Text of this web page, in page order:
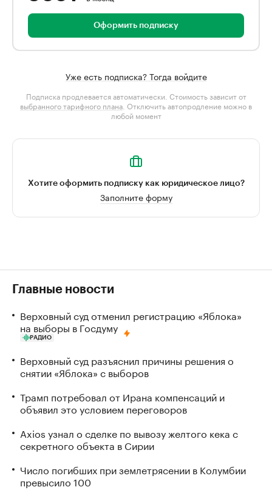
Оформить подписку
Уже есть подписка? Тогда войдите
Подписка продлевается автоматически. Стоимость зависит от
выбранного тарифного плана . Отключить автопродление можно в
любой момент
Хотите оформить подписку как юридическое лицо?
Заполните форму
Главные новости
Верховный суд отменил регистрацию «Яблока»
на выборы в Госдуму
РАДИО
Верховный суд разъяснил причины решения о
снятии «Яблока» с выборов
Трамп потребовал от Ирана компенсаций и
объявил это условием переговоров
Axios узнал о сделке по вывозу желтого кека с
секретного объекта в Сирии
Число погибших при землетрясении в Колумбии
превысило 100